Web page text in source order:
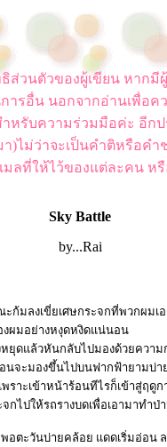
ส่วนตัวของผู้เขียน หาก
ารอื่น นอกจากอ่านเพื่อ
หรับความร่วมมือค่ะ อีก
)ไม่ว่าจะเป็นคำติหรือค
มลที่ให้ไว้ของแต่ละคน
Sky Battle
by...Rai
ก้มลงเขี่ยเศษกระจกที่พวกผม
งผมอย่างหงุดหงิดแน่นอน
หยุดแล้วหันกลับไปมองด้วยคว
นจะมองขึ้นไปบนฟากฟ้ายามบ่
ราะเข้าหน้าร้อนทีไรก็เข้าสู่ฤดู
ไปให้รถรางบดเพื่อเอามาทำป่
ตะวันบ่ายคล้อย แดดเริ่มอ่อน